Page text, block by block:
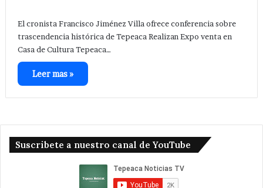
El cronista Francisco Jiménez Villa ofrece conferencia sobre
trascendencia histórica de Tepeaca Realizan Expo venta en
Casa de Cultura Tepeaca…
Leer mas »
Suscribete a nuestro canal de YouTube